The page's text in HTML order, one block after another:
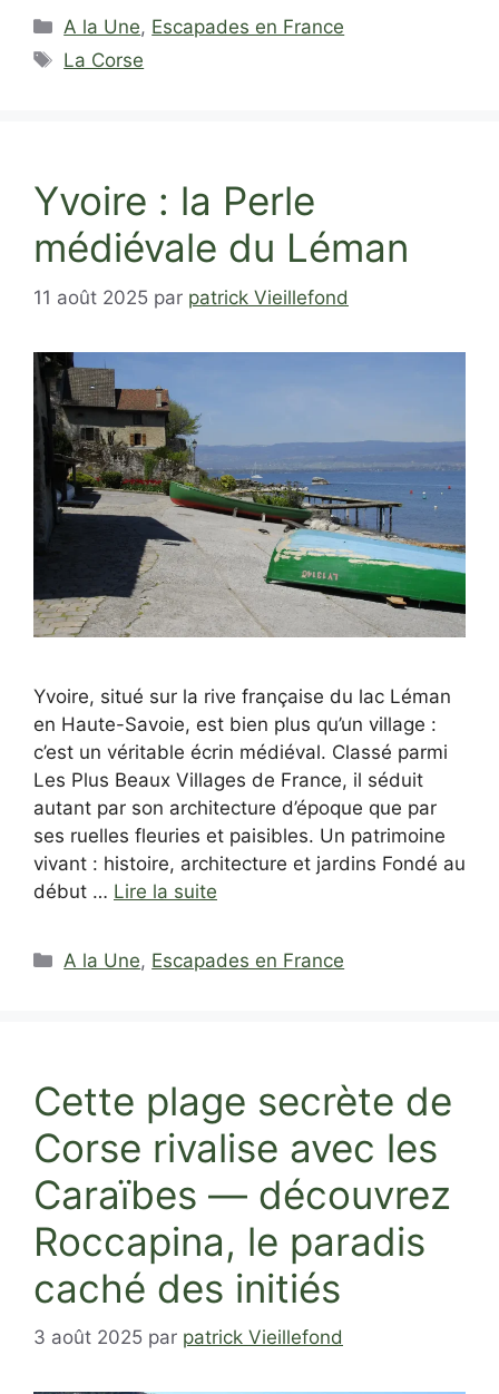
Catégories
A la Une, Escapades en France
Étiquettes
La Corse
Yvoire : la Perle
médiévale du Léman
11 août 2025 par patrick Vieillefond
Yvoire, situé sur la rive française du lac Léman
en Haute-Savoie, est bien plus qu’un village :
c’est un véritable écrin médiéval. Classé parmi
Les Plus Beaux Villages de France, il séduit
autant par son architecture d’époque que par
ses ruelles fleuries et paisibles. Un patrimoine
vivant : histoire, architecture et jardins Fondé au
début … Lire la suite
Catégories
A la Une, Escapades en France
Cette plage secrète de
Corse rivalise avec les
Caraïbes — découvrez
Roccapina, le paradis
caché des initiés
3 août 2025 par patrick Vieillefond